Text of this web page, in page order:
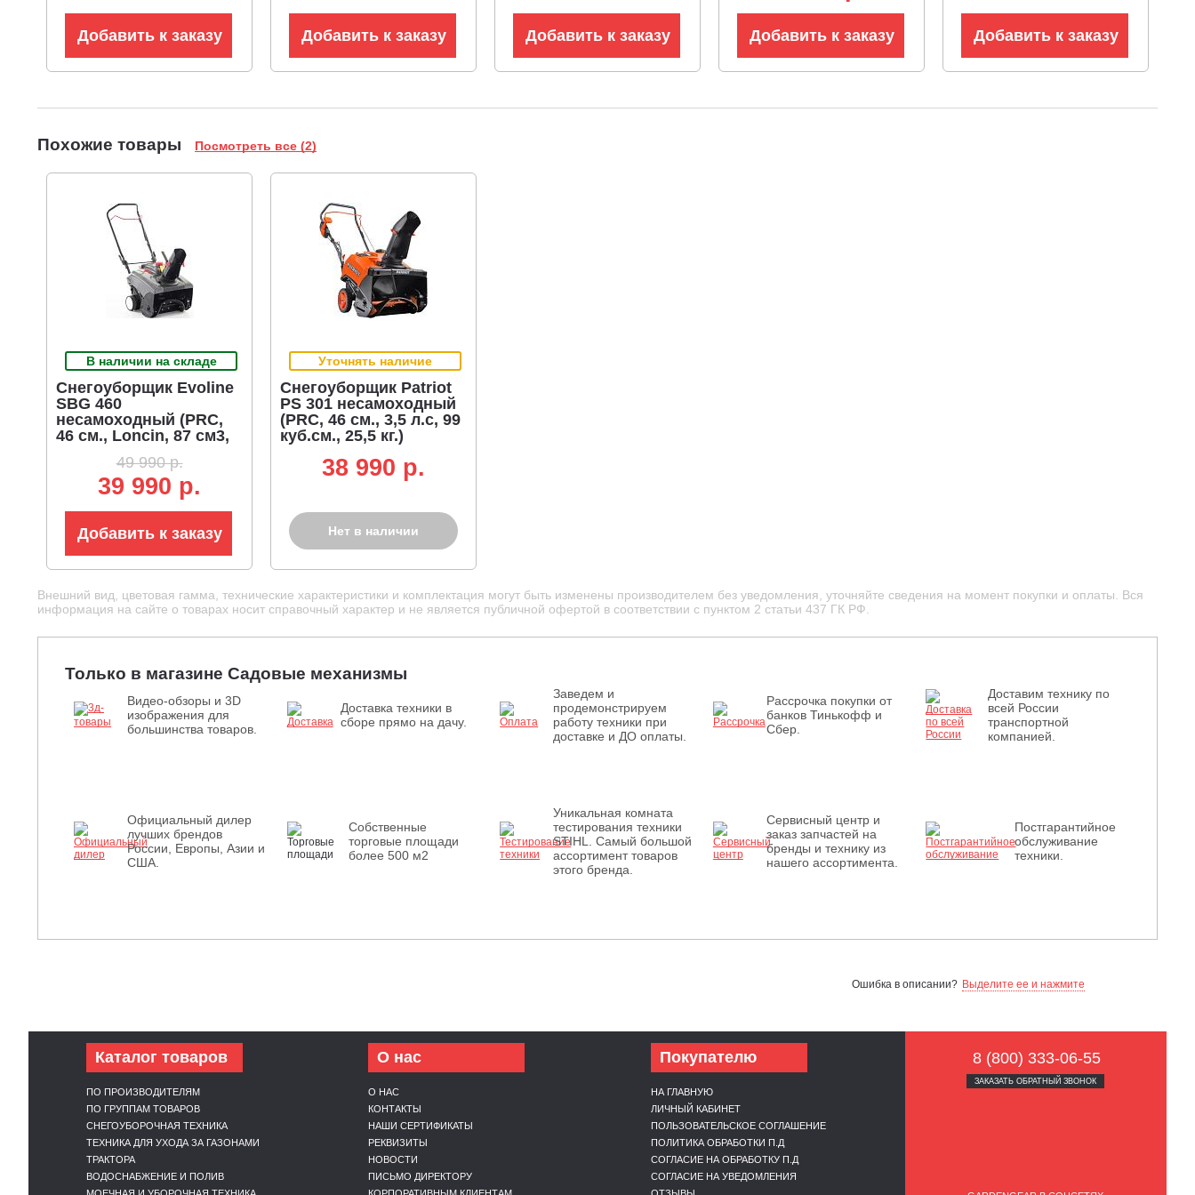
Добавить к заказу Добавить к заказу Добавить к заказу Добавить к заказу Добавить к заказу
Похожие товары Посмотреть все (2)
В наличии на складе
Снегоуборщик Evoline
SBG 460
несамоходный (PRC,
46 см., Loncin, 87 см3,
49 990 р.
39 990 р.
Добавить к заказу
Уточнять наличие
Снегоуборщик Patriot
PS 301 несамоходный
(PRC, 46 см., 3,5 л.с, 99
куб.см., 25,5 кг.)
38 990 p.
Нет в наличии
Внешний вид, цветовая гамма, технические характеристики и комплектация могут быть изменены производителем без уведомления, уточняйте сведения на момент покупки и оплаты. Вся
информация на сайте о товарах носит справочный характер и не является публичной офертой в соответствии с пунктом 2 статьи 437 ГК РФ.
Только в магазине Садовые механизмы
Видео-обзоры и 3D
изображения для
большинства товаров.
Доставка техники в
сборе прямо на дачу.
Заведем и
продемонстрируем
работу техники при
доставке и ДО оплаты.
Рассрочка покупки от
банков Тинькофф и
Сбер.
Доставим технику по
всей России
транспортной
компанией.
Официальный дилер
лучших брендов
России, Европы, Азии и
США.
Собственные
торговые площади
более 500 м2
Уникальная комната
тестирования техники
STIHL. Самый большой
ассортимент товаров
этого бренда.
Сервисный центр и
заказ запчастей на
бренды и технику из
нашего ассортимента.
Постгарантийное
обслуживание
техники.
Ошибка в описании? Выделите ее и нажмите
Каталог товаров
ПО ПРОИЗВОДИТЕЛЯМ
ПО ГРУППАМ ТОВАРОВ
СНЕГОУБОРОЧНАЯ ТЕХНИКА
ТЕХНИКА ДЛЯ УХОДА ЗА ГАЗОНАМИ
ТРАКТОРА
ВОДОСНАБЖЕНИЕ И ПОЛИВ
О нас
О НАС
КОНТАКТЫ
НАШИ СЕРТИФИКАТЫ
РЕКВИЗИТЫ
НОВОСТИ
ПИСЬМО ДИРЕКТОРУ
Покупателю
НА ГЛАВНУЮ
ЛИЧНЫЙ КАБИНЕТ
ПОЛЬЗОВАТЕЛЬСКОЕ СОГЛАШЕНИЕ
ПОЛИТИКА ОБРАБОТКИ П.Д
СОГЛАСИЕ НА ОБРАБОТКУ П.Д
СОГЛАСИЕ НА УВЕДОМЛЕНИЯ
8 (800) 333-06-55
ЗАКАЗАТЬ ОБРАТНЫЙ ЗВОНОК